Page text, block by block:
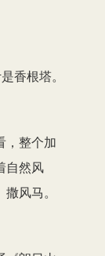
香根塔。
，整个加
自然风
风马。